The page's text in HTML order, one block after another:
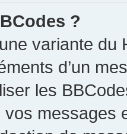
?
variante du
d’un
les
messages